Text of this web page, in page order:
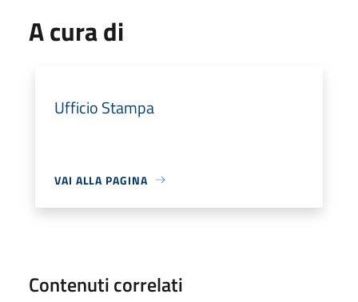
A cura di
Ufficio Stampa
VAI ALLA PAGINA
Contenuti correlati